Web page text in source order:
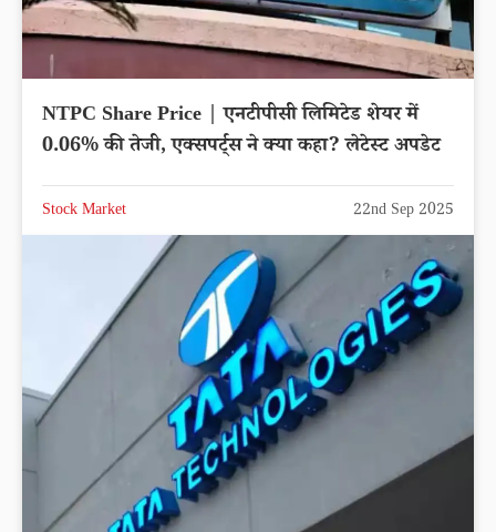
NTPC Share Price | एनटीपीसी लिमिटेड शेयर में
0.06% की तेजी, एक्सपर्ट्स ने क्या कहा? लेटेस्ट अपडेट
Stock Market 22nd Sep 2025